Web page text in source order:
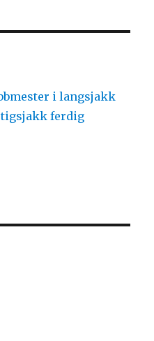
i langsjakk
ferdig